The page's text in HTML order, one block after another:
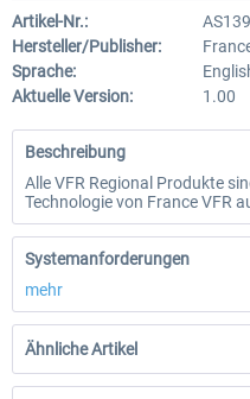
Artikel-Nr.:
Hersteller/Publisher:
Sprache:
Aktuelle Version:
1.00
Beschreibung
Alle VFR Regional Produkte
Technologie von France VFR
Systemanforderungen
mehr
Ähnliche Artikel